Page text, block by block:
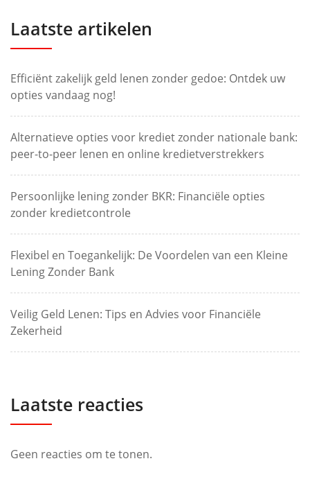
Laatste artikelen
Efficiënt zakelijk geld lenen zonder gedoe: Ontdek uw
opties vandaag nog!
Alternatieve opties voor krediet zonder nationale bank:
peer-to-peer lenen en online kredietverstrekkers
Persoonlijke lening zonder BKR: Financiële opties
zonder kredietcontrole
Flexibel en Toegankelijk: De Voordelen van een Kleine
Lening Zonder Bank
Veilig Geld Lenen: Tips en Advies voor Financiële
Zekerheid
Laatste reacties
Geen reacties om te tonen.